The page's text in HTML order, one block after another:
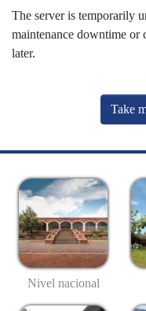
The server is temporarily
maintenance downtime or
later.
Take
Nivel nacional